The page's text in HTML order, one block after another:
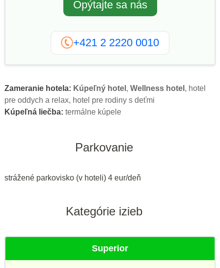
Opýtajte sa nás
+421 2 2220 0010
Zameranie hotela: Kúpeľný hotel , Wellness hotel , hotel
pre oddych a relax, hotel pre rodiny s deťmi
Kúpeľná liečba: termálne kúpele
Parkovanie
strážené parkovisko (v hoteli) 4 eur/deň
Kategórie izieb
Superior